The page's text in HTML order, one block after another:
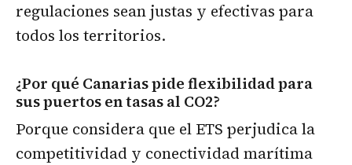
regulaciones sean justas y efectivas para
todos los territorios.
¿Por qué Canarias pide flexibilidad para
sus puertos en tasas al CO2?
Porque considera que el ETS perjudica la
competitividad y conectividad marítima